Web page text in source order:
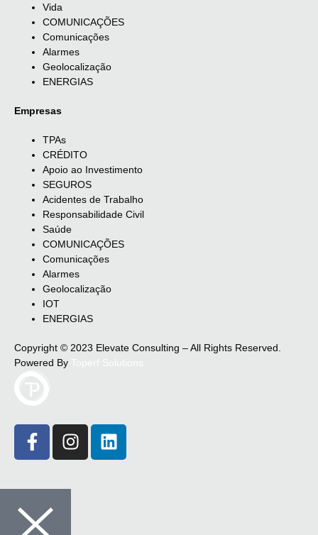
Vida
COMUNICAÇÕES
Comunicações
Alarmes
Geolocalização
ENERGIAS
Empresas
TPAs
CRÉDITO
Apoio ao Investimento
SEGUROS
Acidentes de Trabalho
Responsabilidade Civil
Saúde
COMUNICAÇÕES
Comunicações
Alarmes
Geolocalização
IOT
ENERGIAS
Copyright © 2023 Elevate Consulting – All Rights Reserved.
Powered By